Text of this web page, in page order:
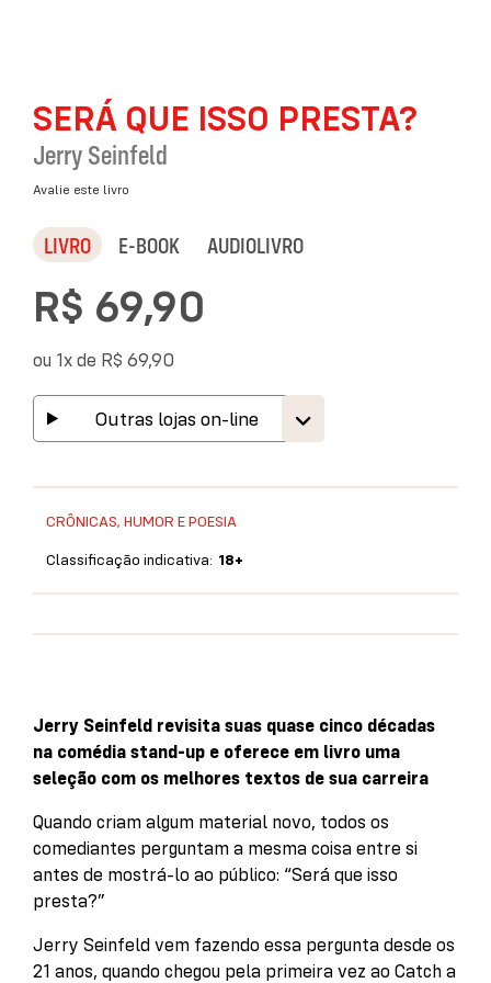
Galeria
imagens
SERÁ QUE ISSO PRESTA?
Jerry Seinfeld
Avalie este livro
LIVRO E-BOOK AUDIOLIVRO
R$ 69,90
ou 1x de R$ 69,90
Outras lojas on-line
CRÔNICAS, HUMOR E POESIA
Classificação indicativa: 18+
Jerry Seinfeld revisita suas quase cinco décadas
na comédia stand-up e oferece em livro uma
seleção com os melhores textos de sua carreira
Quando criam algum material novo, todos os
comediantes perguntam a mesma coisa entre si
antes de mostrá-lo ao público: “Será que isso
presta?”
Jerry Seinfeld vem fazendo essa pergunta desde os
21 anos, quando chegou pela primeira vez ao Catch a